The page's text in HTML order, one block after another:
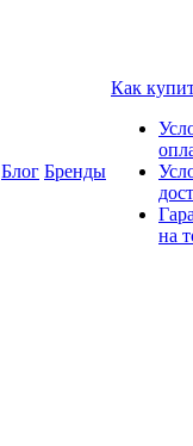
Блог Бренды
Как
на